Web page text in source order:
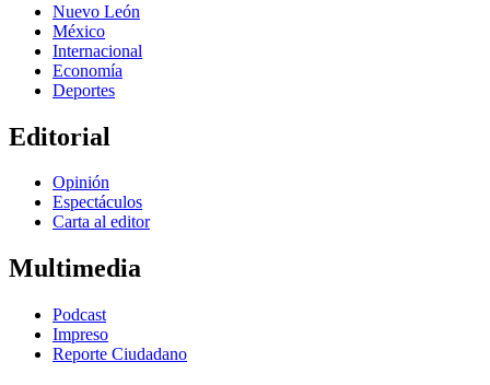
Nuevo León
México
Internacional
Economía
Deportes
Editorial
Opinión
Espectáculos
Carta al editor
Multimedia
Podcast
Impreso
Reporte Ciudadano